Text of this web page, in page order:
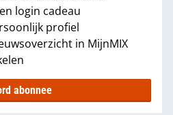
login cadeau
profiel
in MijnMIX
abonnee